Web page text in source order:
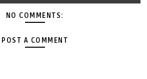
NO COMMENTS:
POST A COMMENT